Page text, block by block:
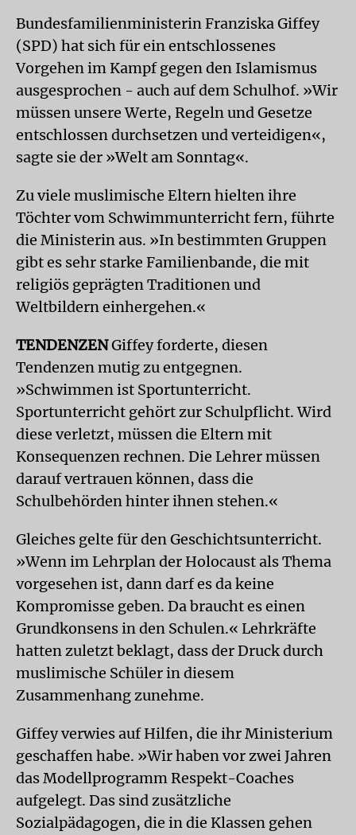
Bundesfamilienministerin Franziska Giffey
(SPD) hat sich für ein entschlossenes
Vorgehen im Kampf gegen den Islamismus
ausgesprochen - auch auf dem Schulhof. »Wir
müssen unsere Werte, Regeln und Gesetze
entschlossen durchsetzen und verteidigen«,
sagte sie der »Welt am Sonntag«.
Zu viele muslimische Eltern hielten ihre
Töchter vom Schwimmunterricht fern, führte
die Ministerin aus. »In bestimmten Gruppen
gibt es sehr starke Familienbande, die mit
religiös geprägten Traditionen und
Weltbildern einhergehen.«
TENDENZENGiffey forderte, diesen
Tendenzen mutig zu entgegnen.
»Schwimmen ist Sportunterricht.
Sportunterricht gehört zur Schulpflicht. Wird
diese verletzt, müssen die Eltern mit
Konsequenzen rechnen. Die Lehrer müssen
darauf vertrauen können, dass die
Schulbehörden hinter ihnen stehen.«
Gleiches gelte für den Geschichtsunterricht.
»Wenn im Lehrplan der Holocaust als Thema
vorgesehen ist, dann darf es da keine
Kompromisse geben. Da braucht es einen
Grundkonsens in den Schulen.« Lehrkräfte
hatten zuletzt beklagt, dass der Druck durch
muslimische Schüler in diesem
Zusammenhang zunehme.
Giffey verwies auf Hilfen, die ihr Ministerium
geschaffen habe. »Wir haben vor zwei Jahren
das Modellprogramm Respekt-Coaches
aufgelegt. Das sind zusätzliche
Sozialpädagogen, die in die Klassen gehen